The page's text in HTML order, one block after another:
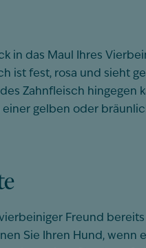
in das Maul Ihres
ist fest, rosa und sieht
Zahnfleisch
gelben oder
Freund
Sie Ihren Hund,